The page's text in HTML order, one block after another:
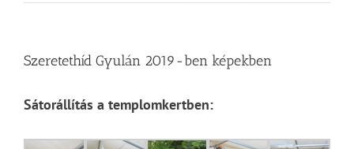
Szeretethíd Gyulán 2019-ben képekben
Sátorállítás a templomkertben: